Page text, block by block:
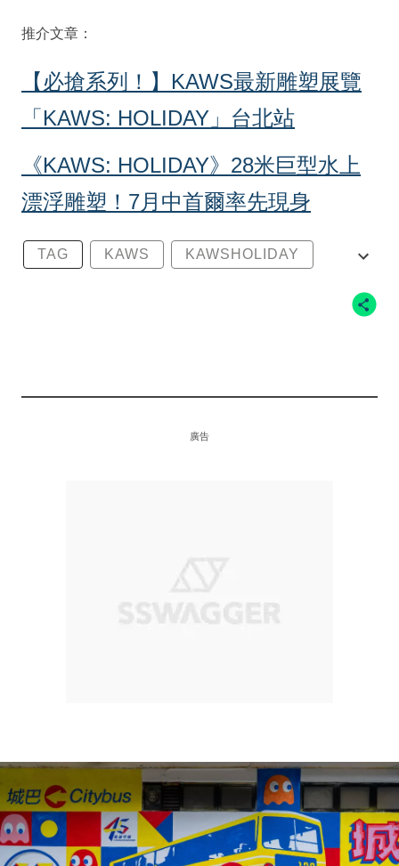
推介文章：
【必搶系列！】KAWS最新雕塑展覽
「KAWS: HOLIDAY」台北站
《KAWS: HOLIDAY》28米巨型水上
漂浮雕塑！7月中首爾率先現身
TAG KAWS KAWSHOLIDAY
廣告